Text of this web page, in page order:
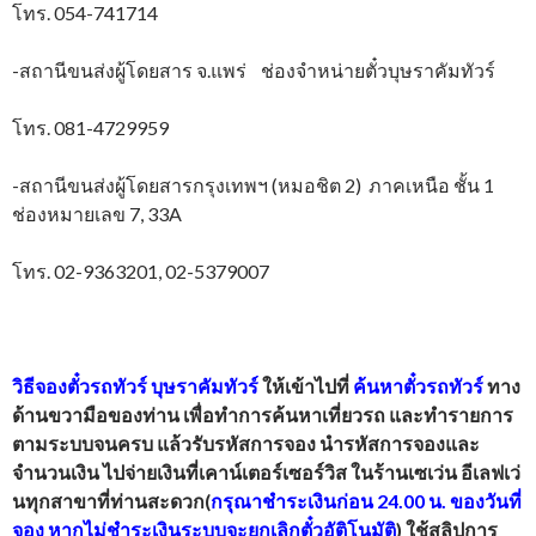
โทร. 054-741714
-สถานีขนส่งผู้โดยสาร จ.แพร่ ช่องจำหน่ายตั๋วบุษราคัมทัวร์
โทร. 081-4729959
-สถานีขนส่งผู้โดยสารกรุงเทพฯ (หมอชิต 2) ภาคเหนือ ชั้น 1
ช่องหมายเลข 7, 33A
โทร. 02-9363201, 02-5379007
วิธีจองตั๋วรถทัวร์บุษราคัมทัวร์ให้เข้าไปที่ ค้นหาตั๋วรถทัวร์ทาง
ด้านขวามือของท่าน เพื่อทำการค้นหาเที่ยวรถ และทำรายการ
ตามระบบจนครบ แล้วรับรหัสการจอง นำรหัสการจองและ
จำนวนเงิน ไปจ่ายเงินที่เคาน์เตอร์เซอร์วิส ในร้านเซเว่น อีเลฟเว่
นทุกสาขาที่ท่านสะดวก(กรุณาชำระเงินก่อน 24.00 น. ของวันที่
จอง หากไม่ชำระเงินระบบจะยกเลิกตั๋วอัติโนมัติ) ใช้สลิปการ